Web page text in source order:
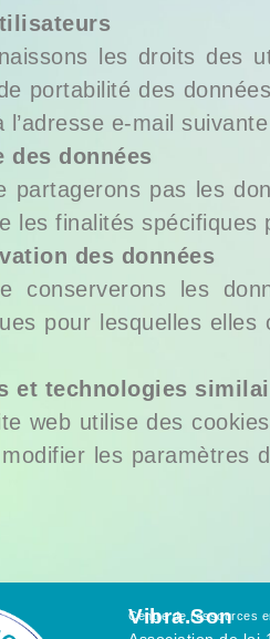
les droits des
portabilité des
l’adresse e-mail
des données
partagerons pas les
les finalités spécifiques
des données
conserverons les
pour lesquelles
et technologies
web utilise des
les paramètres
Vibra.Son
Centre de ressources